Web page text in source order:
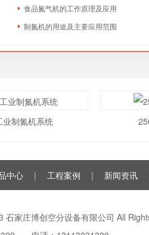
食品氮气机的工作原理及应用
制氮机的用途及主要应用范围
业制氮机系统
中心 | 工程案例 | 新闻资讯
石家庄博创空分设备有限公司 All